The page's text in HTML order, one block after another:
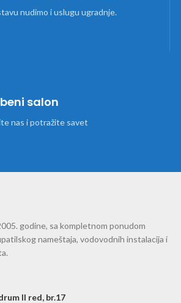
nudimo i uslugu ugradnje.
salon
nas i potražite savet
godine, sa kompletnom ponudom
nameštaja, vodovodnih instalacija i
II red, br.17